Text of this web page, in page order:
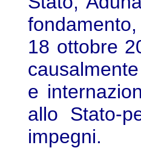
18 ottobre
e
allo Stato-
impegni.